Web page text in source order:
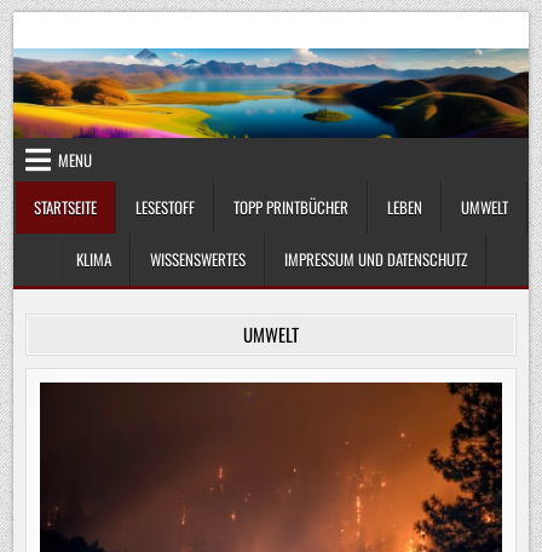
Skip
to
content
UmweltKlima.com
MENU
STARTSEITE
LESESTOFF TOPP PRINTBÜCHER LEBEN UMWELT
KLIMA WISSENSWERTES IMPRESSUM UND DATENSCHUTZ
UMWELT